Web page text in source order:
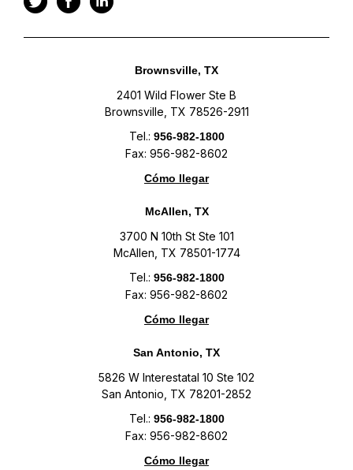
Brownsville, TX
2401 Wild Flower Ste B
Brownsville, TX 78526-2911
Tel.: 956-982-1800
Fax: 956-982-8602
Cómo llegar
McAllen, TX
3700 N 10th St Ste 101
McAllen, TX 78501-1774
Tel.: 956-982-1800
Fax: 956-982-8602
Cómo llegar
San Antonio, TX
5826 W Interestatal 10 Ste 102
San Antonio, TX 78201-2852
Tel.: 956-982-1800
Fax: 956-982-8602
Cómo llegar